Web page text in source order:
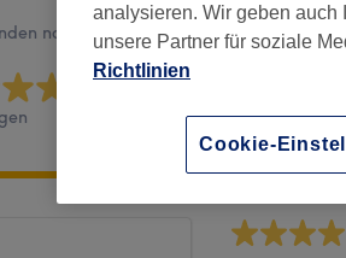
nach ihrem Besuch geschrieben.
analysieren. Wir geben auch
unsere Partner für soziale
Richtlinien
Cookie-